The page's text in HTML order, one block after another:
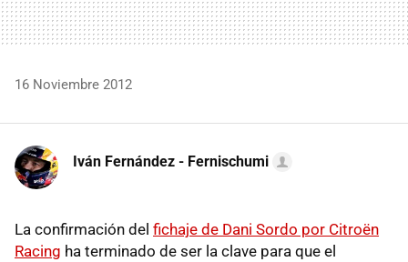
16 Noviembre 2012
Iván Fernández - Fernischumi
La confirmación del fichaje de Dani Sordo por Citroën
Racing ha terminado de ser la clave para que el